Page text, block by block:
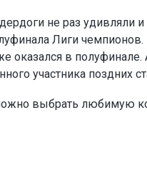
не раз удивляли
Лиги
оказался в полуфинале.
участника поздних
выбрать любимую